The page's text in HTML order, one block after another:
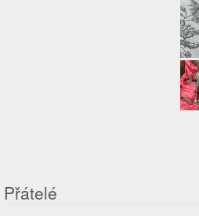
Přátelé